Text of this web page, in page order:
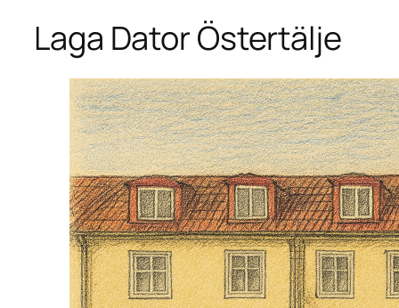
Laga Dator Östertälje